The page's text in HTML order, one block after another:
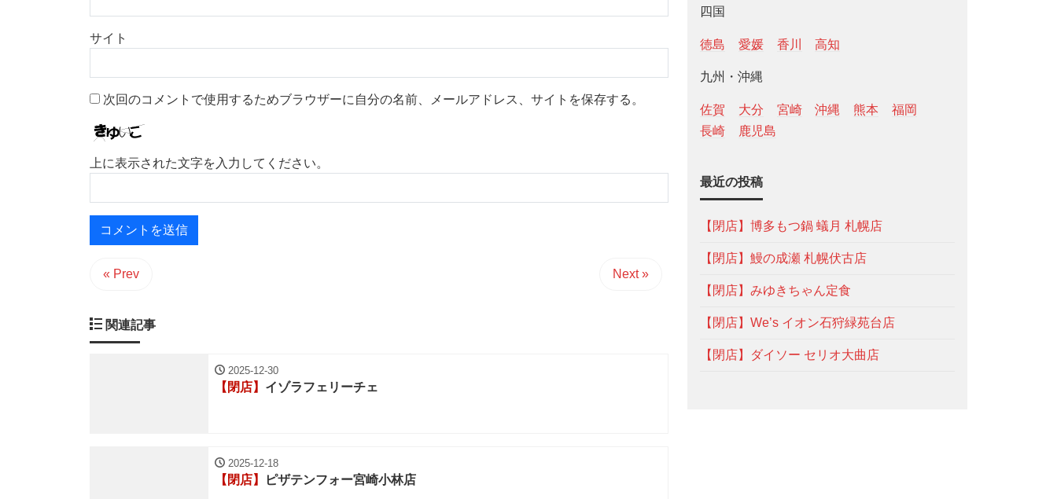
サイト
次回のコメントで使用するためブラウザーに自分の名前、メールアドレス、サイトを保存する。
上に表示された文字を入力してください。
« Prev Next »
関連記事
2025-12-30
【閉店】 イゾラフェリーチェ
2025-12-18
【閉店】 ピザテンフォー宮崎小林店
四国
徳島 愛媛 香川 高知
九州・沖縄
佐賀 大分 宮崎 沖縄 熊本
福岡
長崎
鹿児島
最近の投稿
【閉店】博多もつ鍋 蟻月 札幌店
【閉店】鰻の成瀬 札幌伏古店
【閉店】みゆきちゃん定食
【閉店】We’s イオン石狩緑苑台店
【閉店】ダイソー セリオ大曲店